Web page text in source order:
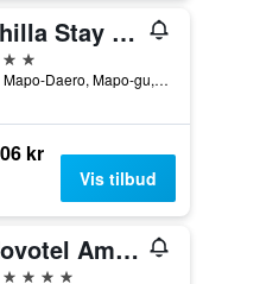
Shilla Stay Mapo Hongdae
83 Mapo-Daero, Mapo-gu, Seoul, Sør-Korea
kr
Vis tilbud
Novotel Ambassador Seoul Yongsan - Seoul Dragon City